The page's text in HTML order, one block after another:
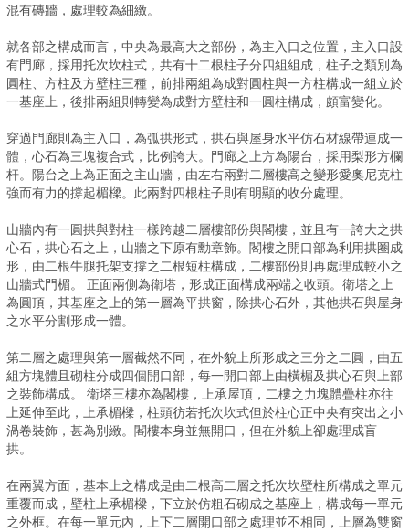
混有磚牆，處理較為細緻。
就各部之構成而言，中央為最高大之部份，為主入口之位置，主入口設
有門廊，採用托次坎柱式，共有十二根柱子分四組組成，柱子之類別為
圓柱、方柱及方壁柱三種，前排兩組為成對圓柱與一方柱構成一組立於
一基座上，後排兩組則轉變為成對方壁柱和一圓柱構成，頗富變化。
穿過門廊則為主入口，為弧拱形式，拱石與屋身水平仿石材線帶連成一
體，心石為三塊複合式，比例誇大。門廊之上方為陽台，採用梨形方欄
杆。陽台之上為正面之主山牆，由左右兩對二層樓高之變形愛奧尼克柱
強而有力的撐起楣樑。此兩對四根柱子則有明顯的收分處理。
山牆內有一圓拱與對柱一樣跨越二層樓部份與閣樓，並且有一誇大之拱
心石，拱心石之上，山牆之下原有勳章飾。閣樓之開口部為利用拱圈成
形，由二根牛腿托架支撐之二根短柱構成，二樓部份則再處理成較小之
山牆式門楣。 正面兩側為衛塔，形成正面構成兩端之收頭。衛塔之上
為圓頂，其基座之上的第一層為平拱窗，除拱心石外，其他拱石與屋身
之水平分割形成一體。
第二層之處理與第一層截然不同，在外貌上所形成之三分之二圓，由五
組方塊體且砌柱分成四個開口部，每一開口部上由橫楣及拱心石與上部
之裝飾構成。 衛塔三樓亦為閣樓，上承屋頂，二樓之力塊體疊柱亦往
上延伸至此，上承楣樑，柱頭彷若托次坎式但於柱心正中央有突出之小
渦卷裝飾，甚為別緻。閣樓本身並無開口，但在外貌上卻處理成盲
拱。
在兩翼方面，基本上之構成是由二根高二層之托次坎壁柱所構成之單元
重覆而成，壁柱上承楣樑，下立於仿粗石砌成之基座上，構成每一單元
之外框。在每一單元內，上下二層開口部之處理並不相同，上層為雙窗